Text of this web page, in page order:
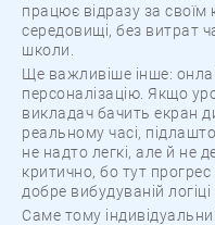
працює відразу за
середовищі, без витрат
школи.
Ще важливіше інше:
персоналізацію. Якщо
викладач бачить екран
реальному часі,
не надто легкі, але й не
критично, бо тут
добре вибудуваній
Саме тому